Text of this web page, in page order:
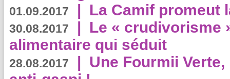
01.09.2017 | La Camif promeut
30.08.2017 | Le « crudivorisme
alimentaire qui séduit
28.08.2017 | Une Fourmii